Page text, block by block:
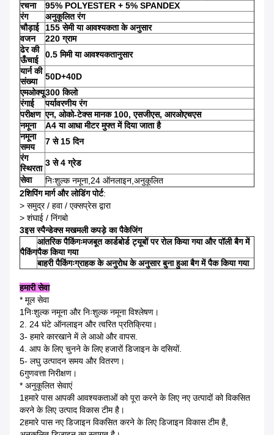
रचना
95% POLYESTER + 5% SPANDEX
रंग
अनुकूलित रंग
चौड़ाई
155 सेमी या आवश्यकता के अनुसार
वजन
220 ग्राम
ढेर की
ऊँचाई
0.5 मिमी या आवश्यकतानुसार
यार्न की
संख्या
50D+40D
एमओक्यू300 किलो
रंगाई
पर्यावरणीय रंग
परीक्षण एन, ओको-टेक्स मानक 100, एसजीएस, आरओएचएस
नमूना
A4 या आधा मीटर मुफ्त में दिया जाता है
नमूना
समय
7 से 15 दिन
रंग
स्थिरता
3 से 4 ग्रेड
सेवा
निःशुल्क नमूना,24 ऑनलाइन,अनुकूलित
2शिपिंग मार्ग और लोडिंग पोर्ट:
> समुद्र / हवा / एक्सप्रेस द्वारा
> शंघाई / निंगबो
3इस स्पैन्डेक्स मखमली कपड़े का पैकेजिंग
पैकिंग
आंतरिक पैकिंगःमजबूत कार्डबोर्ड ट्यूबों पर रोल किया गया और पॉली बैग में
पैक किया गया
बाहरी पैकिंगःग्राहक के अनुरोध के अनुसार बुना हुआ बैग में पैक किया गया
हमारी सेवा
* मूल सेवा
1निःशुल्क नमूना और निःशुल्क नमूना विश्लेषण।
2. 24 घंटे ऑनलाइन और त्वरित प्रतिक्रिया।
3- हमारे कारखाने में ले आओ और वापस.
4. आप के लिए चुनने के लिए हजारों डिजाइन के दसियों.
5- लघु उत्पादन समय और वितरण।
6गुणवत्ता निरीक्षण।
* अनुकूलित सेवाएं
1हमारे पास आपकी आवश्यकताओं को पूरा करने के लिए नए उत्पादों को विकसित
करने के लिए उत्पाद विकास टीम है।
2हमारे पास नए डिजाइन विकसित करने के लिए डिजाइन विकास टीम है,